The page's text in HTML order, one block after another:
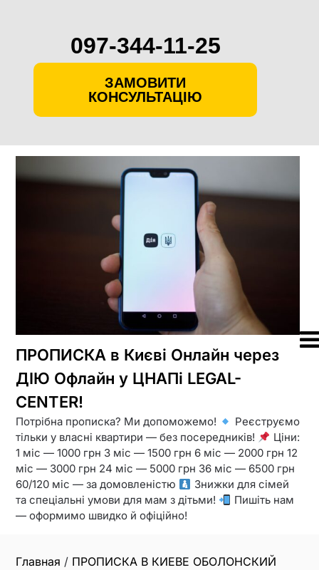
Skip
ПРОПИСКА в Києві Онлайн через
ДІЮ Офлайн у ЦНАПі LEGAL-
CENTER!
Потрібна прописка? Ми допоможемо!
Реєструємо
тільки у власні квартири — без посередників!
Ціни:
1 міс — 1000 грн 3 міс — 1500 грн 6 міс — 2000 грн 12
міс — 3000 грн 24 міс — 5000 грн 36 міс — 6500 грн
60/120 міс — за домовленістю
Знижки для сімей
та спеціальні умови для мам з дітьми!
Пишіть нам
— оформимо швидко й офіційно!
Главная / ПРОПИСКА В КИЕВЕ ОБОЛОНСКИЙ
097-344-11-25
ЗАМОВИТИ
КОНСУЛЬТАЦІЮ